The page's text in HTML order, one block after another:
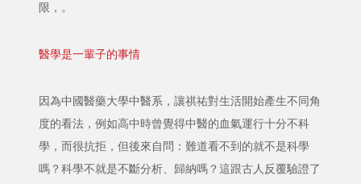
限，。
醫學是一輩子的事情
因為中國醫藥大學中醫系，讓祺祐對生活開始產生不同角
度的看法，例如高中時曾覺得中醫的血氣運行十分不科
學，而很抗拒，但後來自問：難道看不到的就不是科學
嗎？科學不就是不斷分析、歸納嗎？這跟古人反覆驗證了